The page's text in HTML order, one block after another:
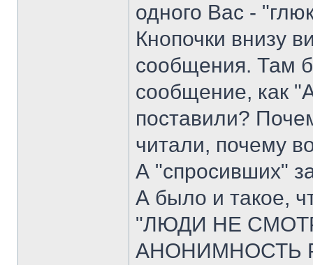
одного Вас -
Кнопочки внизу
сообщения. Там
сообщение, как
поставили?
читали, почему
А "спросивших"
А было и такое,
"ЛЮДИ НЕ
АНОНИМНОСТЬ